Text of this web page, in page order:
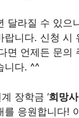
달라질 수 있으
랍니다. 신청 시
면 언제든 문의
니다. ^^
장학금 ‘희망
를 응원합니다!